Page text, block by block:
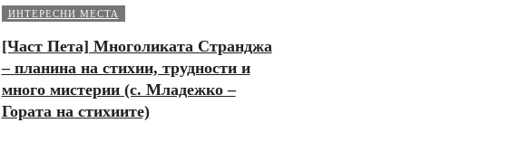
ИНТЕРЕСНИ МЕСТА
[Част Пета] Многоликата Странджа
– планина на стихии, трудности и
много мистерии (с. Младежко –
Гората на стихиите)